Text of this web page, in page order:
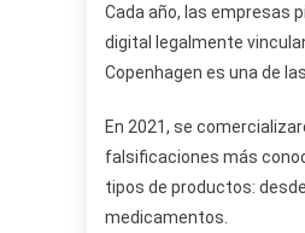
Cada año, las empresas
digital legalmente
Copenhagen es una de
En 2021, se
falsificaciones más
tipos de productos:
medicamentos.